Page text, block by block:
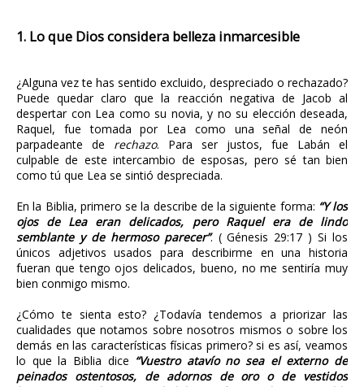
1. Lo que Dios considera belleza inmarcesible
¿Alguna vez te has sentido excluido, despreciado o rechazado?
Puede quedar claro que la reacción negativa de Jacob al
despertar con Lea como su novia, y no su elección deseada,
Raquel, fue tomada por Lea como una señal de neón
parpadeante de rechazo. Para ser justos, fue Labán el
culpable de este intercambio de esposas, pero sé tan bien
como tú que Lea se sintió despreciada.
En la Biblia, primero se la describe de la siguiente forma: “Y los
ojos de Lea eran delicados, pero Raquel era de lindo
semblante y de hermoso parecer”. ( Génesis 29:17 ) Si los
únicos adjetivos usados ​​para describirme en una historia
fueran que tengo ojos delicados, bueno, no me sentiría muy
bien conmigo mismo.
¿Cómo te sienta esto? ¿Todavía tendemos a priorizar las
cualidades que notamos sobre nosotros mismos o sobre los
demás en las características físicas primero? si es así, veamos
lo que la Biblia dice “Vuestro atavío no sea el externo de
peinados ostentosos, de adornos de oro o de vestidos